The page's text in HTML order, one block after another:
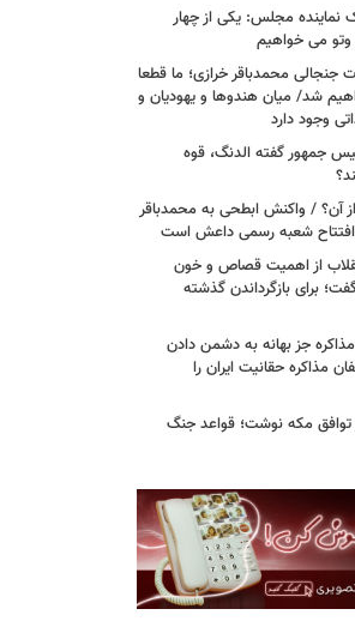
مجلس: یکی از چهار
می خواهیم
محمدباقر خرازی؛ ما قطعا
شد/ میان هندوها و یهودیان و
وجود دارد
جمهور گفته الدنگ، قوه
از آن؟ / واکنش ابطحی به محمدباقر
شعبه رسمی داعش است
از اهمیت قصاص و خون
برای بازگرداندن گذشته
جز بهانه به دشمن دادن
مذاکره حقانیت ایران را
توافق مکه نوشت؛ قواعد جنگ